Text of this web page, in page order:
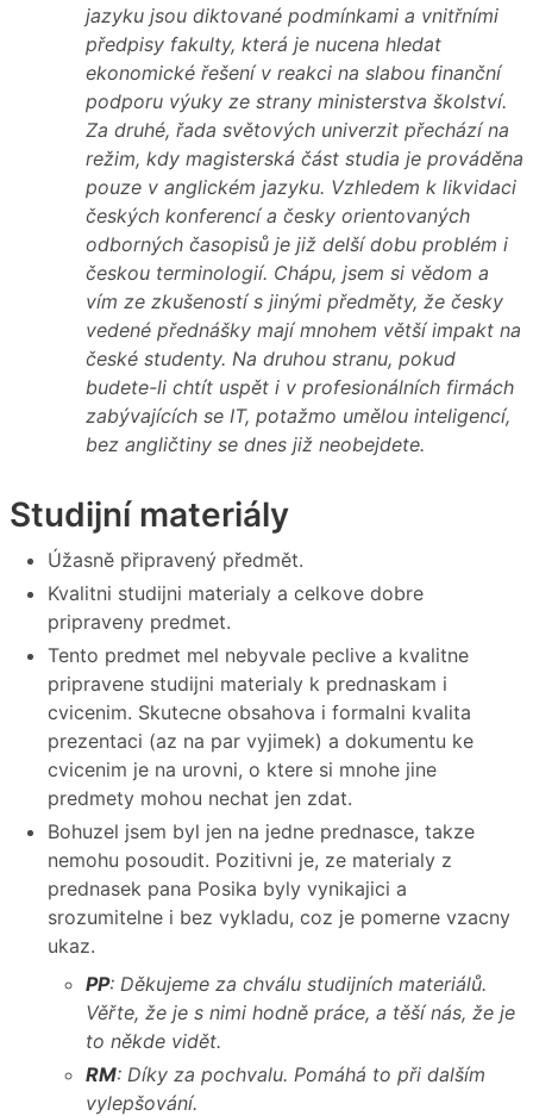
jazyku jsou diktované podmínkami a vnitřními
předpisy fakulty, která je nucena hledat
ekonomické řešení v reakci na slabou finanční
podporu výuky ze strany ministerstva školství.
Za druhé, řada světových univerzit přechází na
režim, kdy magisterská část studia je prováděna
pouze v anglickém jazyku. Vzhledem k likvidaci
českých konferencí a česky orientovaných
odborných časopisů je již delší dobu problém i
českou terminologií. Chápu, jsem si vědom a
vím ze zkušeností s jinými předměty, že česky
vedené přednášky mají mnohem větší impakt na
české studenty. Na druhou stranu, pokud
budete-li chtít uspět i v profesionálních firmách
zabývajících se IT, potažmo umělou inteligencí,
bez angličtiny se dnes již neobejdete.
Studijní materiály
Úžasně připravený předmět.
Kvalitni studijni materialy a celkove dobre
pripraveny predmet.
Tento predmet mel nebyvale peclive a kvalitne
pripravene studijni materialy k prednaskam i
cvicenim. Skutecne obsahova i formalni kvalita
prezentaci (az na par vyjimek) a dokumentu ke
cvicenim je na urovni, o ktere si mnohe jine
predmety mohou nechat jen zdat.
Bohuzel jsem byl jen na jedne prednasce, takze
nemohu posoudit. Pozitivni je, ze materialy z
prednasek pana Posika byly vynikajici a
srozumitelne i bez vykladu, coz je pomerne vzacny
ukaz.
PP: Děkujeme za chválu studijních materiálů.
Věřte, že je s nimi hodně práce, a těší nás, že je
to někde vidět.
RM: Díky za pochvalu. Pomáhá to při dalším
vylepšování.